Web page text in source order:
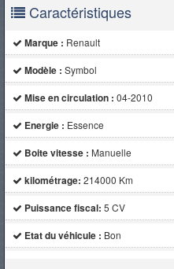
Caractéristiques
Marque : Renault
Modèle : Symbol
Mise en circulation : 04-2010
Energie : Essence
Boite vitesse : Manuelle
kilométrage: 214000 Km
Puissance fiscal: 5 CV
Etat du véhicule : Bon